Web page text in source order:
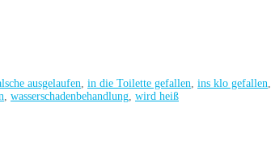
ausgelaufen, in die Toilette gefallen, ins klo gefallen,
, wasserschadenbehandlung, wird heiß